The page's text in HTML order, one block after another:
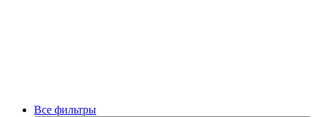
Все фильтры